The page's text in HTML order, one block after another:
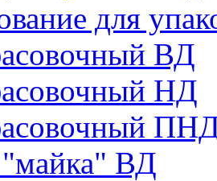
для
ВД
НД
ВД